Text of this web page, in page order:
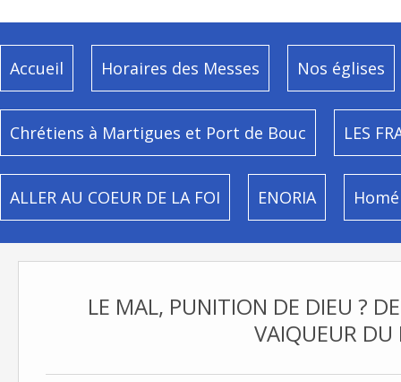
Accueil Horaires des Messes Nos églises
Chrétiens à Martigues et Port de Bouc LES
ALLER AU COEUR DE LA FOI ENORIA
LE MAL, PUNITION DE DIEU ?
VAIQUEUR DU